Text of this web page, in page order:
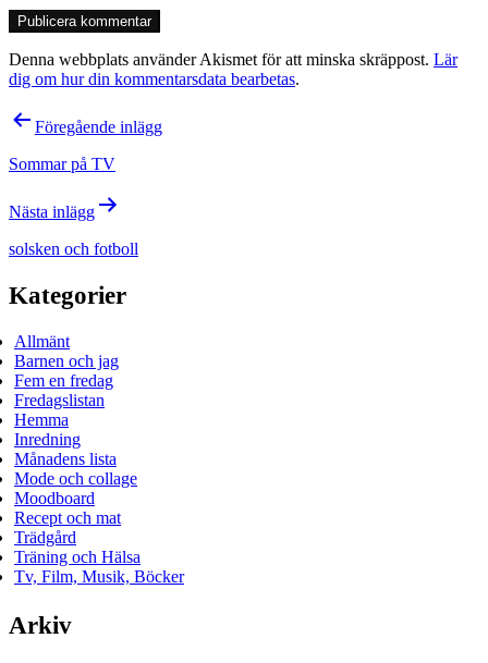
Denna webbplats använder Akismet för att minska skräppost. Lär
dig om hur din kommentarsdata bearbetas.
Inläggsnavigering
Föregående inlägg
Sommar på TV
Nästa inlägg
solsken och fotboll
Kategorier
Allmänt
Barnen och jag
Fem en fredag
Fredagslistan
Hemma
Inredning
Månadens lista
Mode och collage
Moodboard
Recept och mat
Trädgård
Träning och Hälsa
Tv, Film, Musik, Böcker
Arkiv